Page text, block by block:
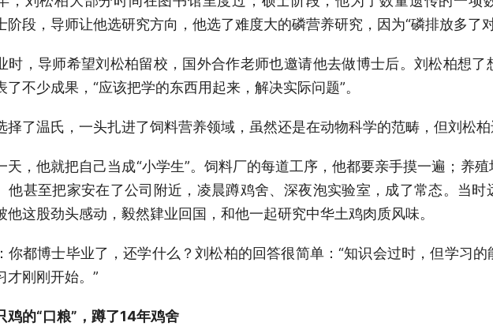
阶段，导师让他选研究方向，他选了难度大的磷营养研究，因为“磷排放多了对
时，导师希望刘松柏留校，国外合作老师也邀请他去做博士后。刘松柏想了
了不少成果，“应该把学的东西用起来，解决实际问题”。
择了温氏，一头扎进了饲料营养领域，虽然还是在动物科学的范畴，但刘松柏
天，他就把自己当成“小学生”。饲料厂的每道工序，他都要亲手摸一遍；养
他甚至把家安在了公司附近，凌晨蹲鸡舍、深夜泡实验室，成了常态。当时
他这股劲头感动，毅然肄业回国，和他一起研究中华土鸡肉质风味。
你都博士毕业了，还学什么？刘松柏的回答很简单：“知识会过时，但学习
才刚刚开始。”
鸡的“口粮”，蹲了14年鸡舍